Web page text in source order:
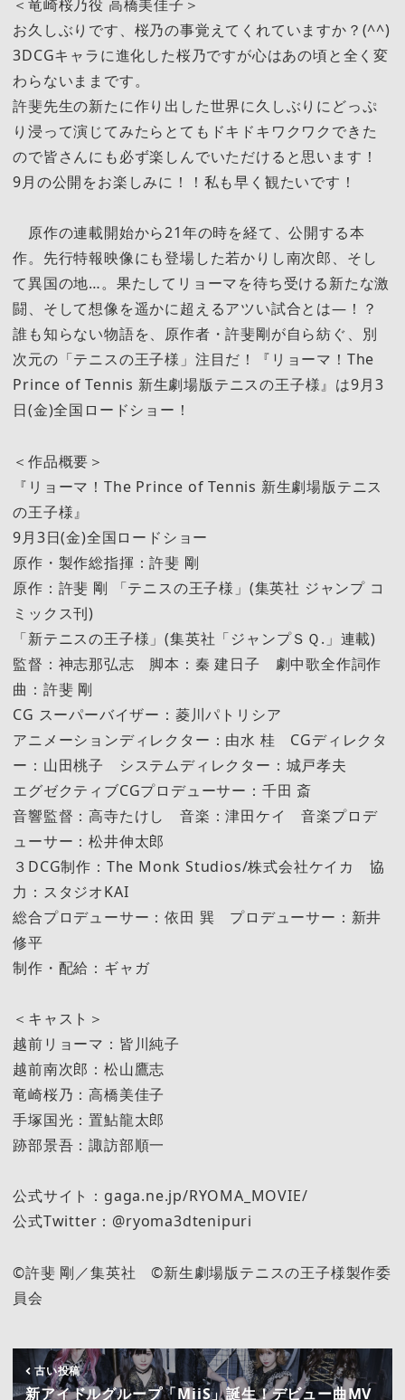
＜竜崎桜乃役 高橋美佳子＞
お久しぶりです、桜乃の事覚えてくれていますか？(^^)
3DCGキャラに進化した桜乃ですが心はあの頃と全く変
わらないままです。
許斐先生の新たに作り出した世界に久しぶりにどっぷ
り浸って演じてみたらとてもドキドキワクワクできた
ので皆さんにも必ず楽しんでいただけると思います！
9月の公開をお楽しみに！！私も早く観たいです！
原作の連載開始から21年の時を経て、公開する本
作。先行特報映像にも登場した若かりし南次郎、そし
て異国の地…。果たしてリョーマを待ち受ける新たな激
闘、そして想像を遥かに超えるアツい試合とは―！？
誰も知らない物語を、原作者・許斐剛が自ら紡ぐ、別
次元の「テニスの王子様」注目だ！『リョーマ！The
Prince of Tennis 新生劇場版テニスの王子様』は9月3
日(金)全国ロードショー！
＜作品概要＞
『リョーマ！The Prince of Tennis 新生劇場版テニス
の王子様』
9月3日(金)全国ロードショー
原作・製作総指揮：許斐 剛
原作：許斐 剛 「テニスの王子様」(集英社 ジャンプ コ
ミックス刊)
「新テニスの王子様」(集英社「ジャンプＳＱ.」連載)
監督：神志那弘志 脚本：秦 建日子 劇中歌全作詞作
曲：許斐 剛
CG スーパーバイザー：菱川パトリシア
アニメーションディレクター：由水 桂 CGディレクタ
ー：山田桃子 システムディレクター：城戸孝夫
エグゼクティブCGプロデューサー：千田 斎
音響監督：高寺たけし 音楽：津田ケイ 音楽プロデ
ューサー：松井伸太郎
３DCG制作：The Monk Studios/株式会社ケイカ 協
力：スタジオKAI
総合プロデューサー：依田 巽 プロデューサー：新井
修平
制作・配給：ギャガ
＜キャスト＞
越前リョーマ：皆川純子
越前南次郎：松山鷹志
竜崎桜乃：高橋美佳子
手塚国光：置鮎龍太郎
跡部景吾：諏訪部順一
公式サイト：gaga.ne.jp/RYOMA_MOVIE/
公式Twitter：@ryoma3dtenipuri
©許斐 剛／集英社 ©新生劇場版テニスの王子様製作委
員会
古い投稿
新アイドルグループ「MiiS」誕生！デビュー曲MV